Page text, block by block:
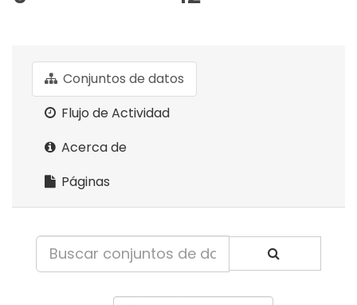
Conjuntos de datos
Flujo de Actividad
Acerca de
Páginas